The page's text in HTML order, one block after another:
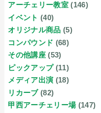
アーチェリー教室 (146)
イベント (40)
オリジナル商品 (5)
コンパウンド (68)
その他講座 (53)
ピックアップ (11)
メディア出演 (18)
リカーブ (82)
甲西アーチェリー場 (147)